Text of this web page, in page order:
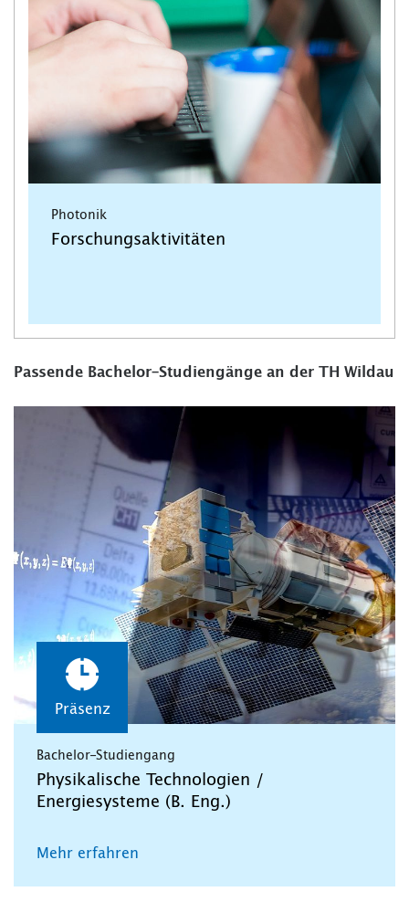
Photonik
Forschungsaktivitäten
Passende Bachelor-Studiengänge an der TH Wildau
Präsenz
Bachelor-Studiengang
Physikalische Technologien /
Energiesysteme (B. Eng.)
Mehr erfahren